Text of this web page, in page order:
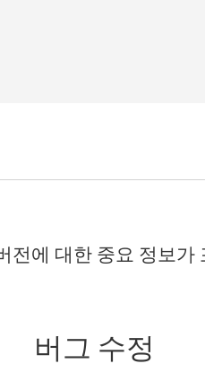
전에 대한 중요 정보가
버그 수정